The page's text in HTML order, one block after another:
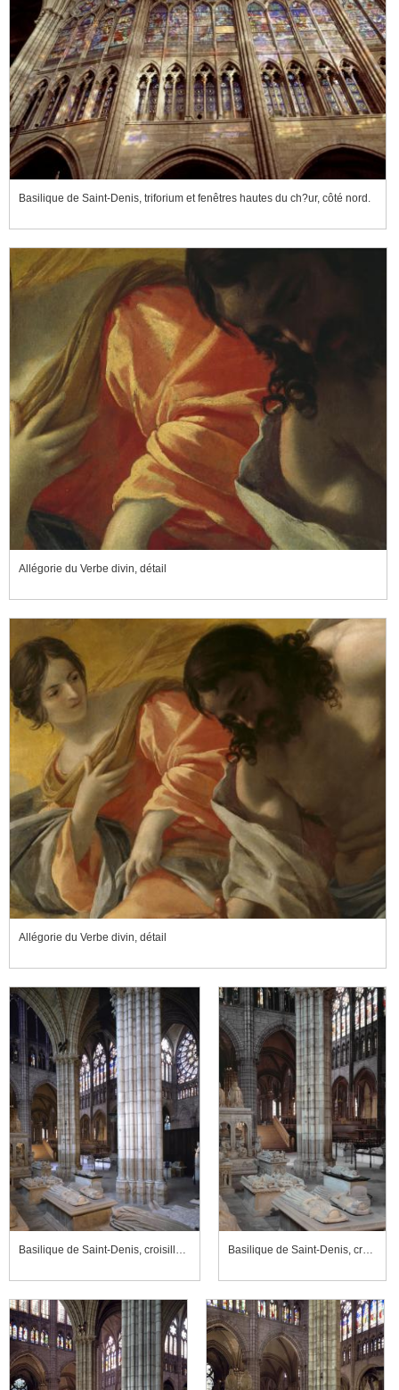
Basilique de Saint-Denis, triforium et fenêtres hautes du ch?ur, côté nord.
Allégorie du Verbe divin, détail
Allégorie du Verbe divin, détail
Basilique de Saint-Denis, croisillon nord du transept Basilique de Saint-Denis, croisillon nord du transept